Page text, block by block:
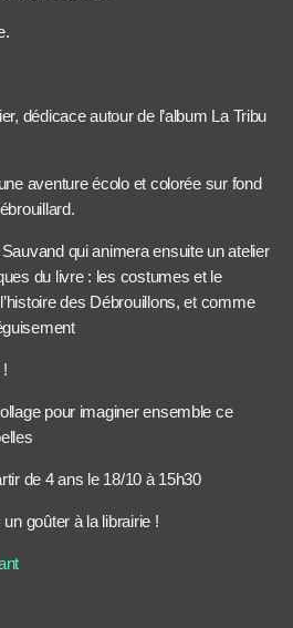
dédicace autour de l’album La Tribu
aventure écolo et colorée sur fond
qui animera ensuite un atelier
du livre : les costumes et le
des Débrouillons, et comme
pour imaginer ensemble ce
de 4 ans le 18/10 à 15h30
goûter à la librairie !